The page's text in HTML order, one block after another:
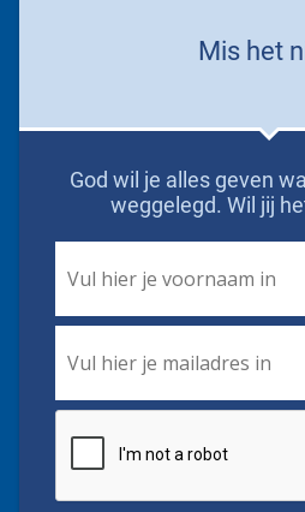
Mis het
God wil je alles geven
weggelegd. Wil jij
Name *